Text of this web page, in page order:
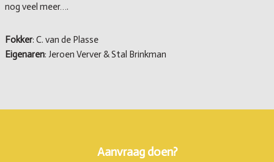
nog veel meer….
Fokker: C. van de Plasse
Eigenaren: Jeroen Verver & Stal Brinkman
Aanvraag doen?